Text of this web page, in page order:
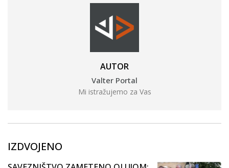
AUTOR
Valter Portal
Mi istražujemo za Vas
IZDVOJENO